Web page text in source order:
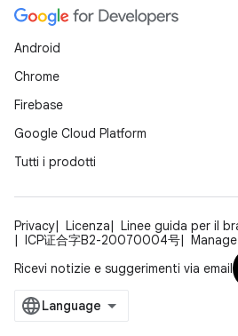
Android
Chrome
Firebase
Google Cloud Platform
Tutti i prodotti
Privacy Licenza
Linee guida per il
ICP证合字B2-20070004号
Ricevi notizie e suggerimenti via email